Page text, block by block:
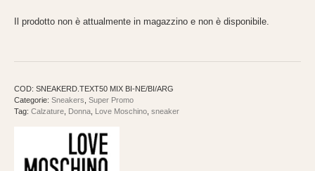
Il prodotto non è attualmente in magazzino e non è disponibile.
COD: SNEAKERD.TEXT50 MIX BI-NE/BI/ARG
Categorie: Sneakers Super Promo
Tag: Calzature Donna Love Moschino sneaker